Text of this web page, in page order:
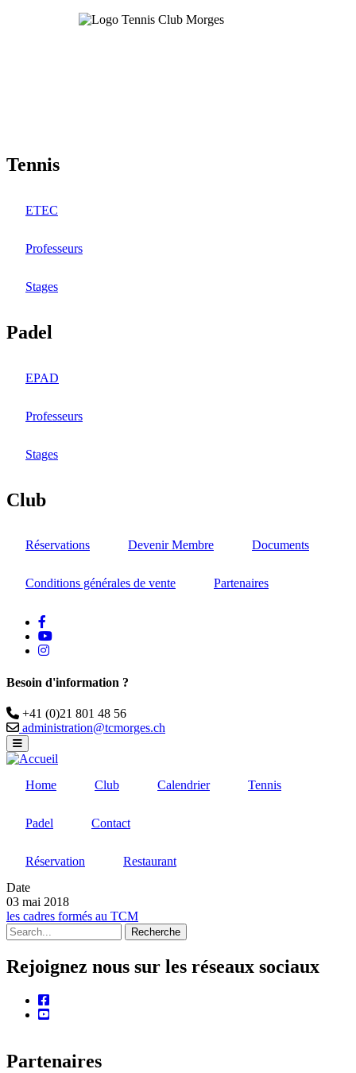
Tennis
ETEC
Professeurs
Stages
Padel
EPAD
Professeurs
Stages
Club
Réservations Devenir Membre Documents
Conditions générales de vente Partenaires
Youtube
instagram
Besoin d'information ?
Téléphone
+41 (0)21 801 48 56
Email
administration@tcmorges.ch
Home Club Calendrier Tennis
Padel Contact
Réservation
Restaurant
Date
03 mai 2018
les cadres formés au TCM
Recherche
Rejoignez nous sur les réseaux sociaux
facebook
youtube
Partenaires